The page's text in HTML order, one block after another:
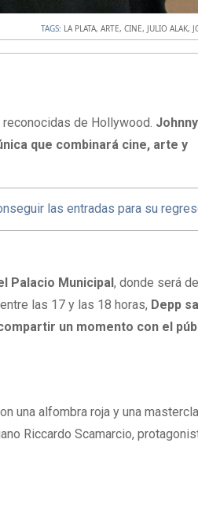
TAGS: LA PLATA,ARTE,CINE, JULIO ALAK,
de Hollywood.
que combinará cine, arte y
las entradas para su
Palacio Municipal, donde será
las 17 y las 18 horas, Depp
un momento con el
una alfombra roja y una
Riccardo Scamarcio,